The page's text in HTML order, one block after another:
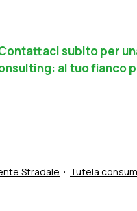
subito per
al tuo fianco
Stradale Tutela